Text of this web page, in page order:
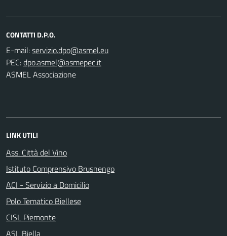
CONTATTI D.P.O.
E-mail:
PEC:
ASMEL Associazione
LINK UTILI
Ass. Città del Vino
Istituto Comprensivo Brusnengo
ACI - Servizio a Domicilio
Polo Tematico Biellese
CISL Piemonte
ASL Biella